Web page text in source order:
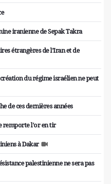
iranienne de Sepak Takra
étrangères de l'Iran et de
du régime israélien ne peut
de ces dernières années
remporte l'or en tir
à Dakar
palestinienne ne sera pas